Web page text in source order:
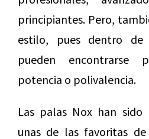
principiantes. Pero,
estilo, pues dentro de
pueden encontrarse
potencia o polivalencia.
Las palas Nox han
unas de las favoritas